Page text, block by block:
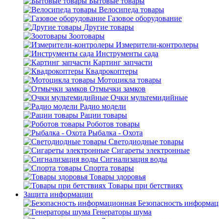
Велосипеда товары
Газовое оборудование
Другие товары
Зоотовары
Измерители-контролеры
Инструменты сада
Картинг запчасти
Квадрокоптеры
Мотоцикла товары
Отмычки замков
Очки мультемидийные
Радио модели
Рации товары
Роботов товары
Рыбалка - Охота
Светодиодные товары
Сигареты электронные
Сигнализация воды
Спорта товары
Товары здоровья
Товары при бетствиях
Защита информации
Безопасность
Генераторы шума